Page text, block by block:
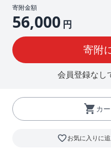
寄附金額
56,000 円
寄附
会員登録なし
shopping_cart カ
favorite_borderお気に入りに